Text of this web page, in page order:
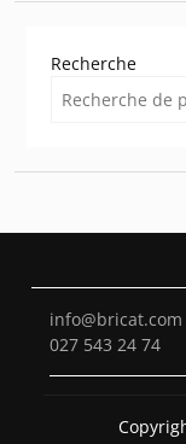
Recherche
info@bricat.com
027 543 24 74